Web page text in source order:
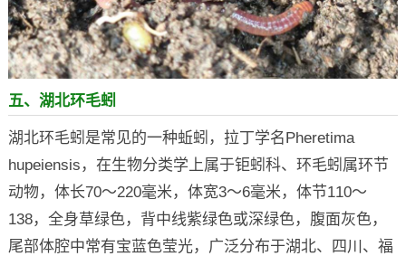
五、湖北环毛蚓
湖北环毛蚓是常见的一种蚯蚓，拉丁学名Pheretima
hupeiensis，在生物分类学上属于钜蚓科、环毛蚓属环节
动物，体长70～220毫米，体宽3～6毫米，体节110～
138，全身草绿色，背中线紫绿色或深绿色，腹面灰色，
尾部体腔中常有宝蓝色莹光，广泛分布于湖北、四川、福